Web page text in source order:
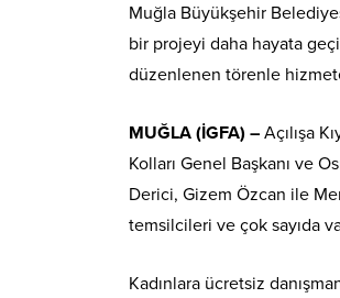
Muğla Büyükşehir
bir projeyi daha hayata
düzenlenen törenle
MUĞLA (İGFA) – Açılışa
Kolları Genel Başkanı ve
Derici, Gizem Özcan ile
temsilcileri ve çok sayıda
Kadınlara ücretsiz